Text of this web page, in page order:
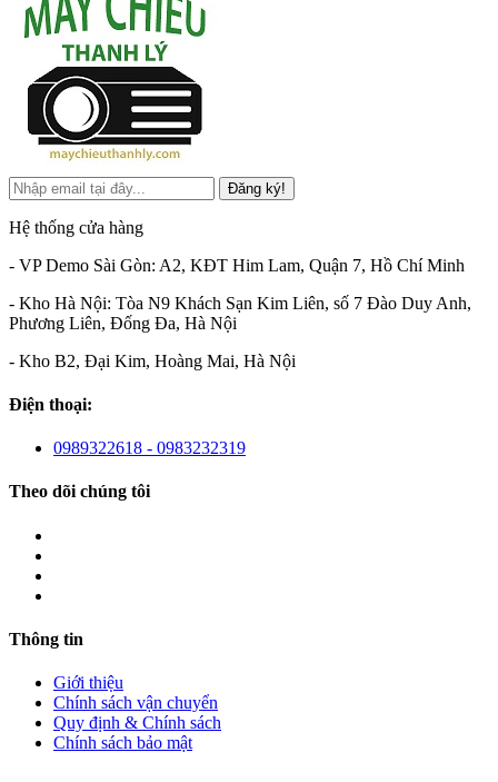
Đăng ký!
Hệ thống cửa hàng
- VP Demo Sài Gòn: A2, KĐT Him Lam, Quận 7, Hồ Chí Minh
- Kho Hà Nội: Tòa N9 Khách Sạn Kim Liên, số 7 Đào Duy Anh,
Phương Liên, Đống Đa, Hà Nội
- Kho B2, Đại Kim, Hoàng Mai, Hà Nội
Điện thoại:
0989322618 - 0983232319
Theo dõi chúng tôi
Thông tin
Giới thiệu
Chính sách vận chuyển
Quy định & Chính sách
Chính sách bảo mật